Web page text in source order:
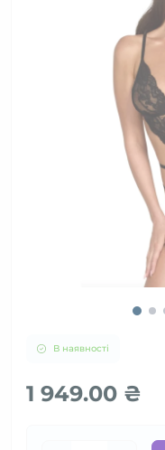
В наявності
1 949.00 ₴